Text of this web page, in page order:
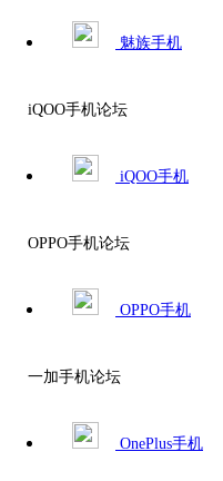
魅族手机
iQOO手机论坛
iQOO手机
OPPO手机论坛
OPPO手机
一加手机论坛
OnePlus手机